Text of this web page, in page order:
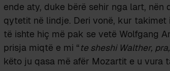
ende aty, duke bërë sehir nga lart, nën
qytetit në lindje. Deri vonë, kur
të ishte hiç më pak se vetë Wolfgang
prisja miqtë e mi “te sheshi Walther,
këto ju qasa më afër Mozartit e u vura